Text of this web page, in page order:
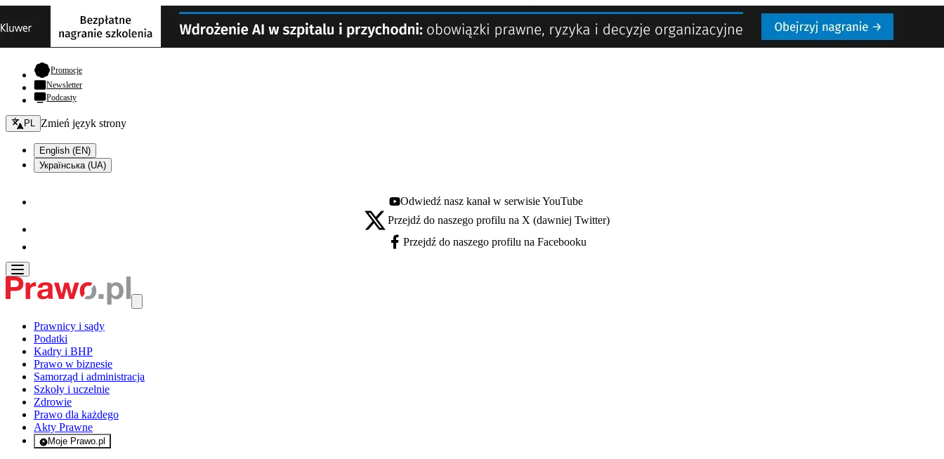
Promocje- otwiera się w nowej karcie
Newsletter
Podcasty
Zmień język - bieżący:
PL Zmień język strony
English (EN)
Українська (UA)
Youtube - otwiera się w nowej karcie
Odwiedź nasz kanał w serwisie YouTube
X - otwiera się w nowej karcie
Przejdź do naszego profilu na X (dawniej Twitter)
Facebook - otwiera się w nowej karcie
Przejdź do naszego profilu na Facebooku
Prawnicy i sądy
Podatki
Kadry i BHP
Prawo w biznesie
Samorząd i administracja
Szkoły i uczelnie
Zdrowie
Prawo dla każdego
Akty Prawne
Moje Prawo.pl
- rejestracja i logowanie do serwisu